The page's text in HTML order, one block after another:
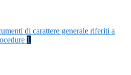
di carattere generale riferiti a
1